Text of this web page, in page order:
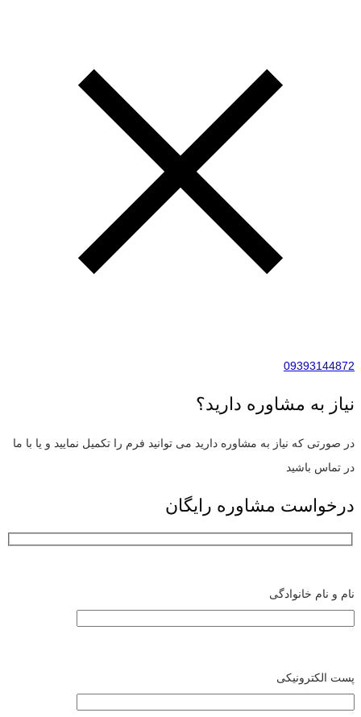
09393144872
نیاز به مشاوره دارید؟
در صورتی که نیاز به مشاوره دارید می توانید فرم را تکمیل نمایید و یا با ما
در تماس باشید
درخواست مشاوره رایگان
نام و نام خانوادگی
پست الکترونیکی